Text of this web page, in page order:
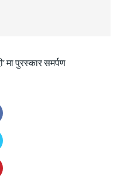
मा पुरस्कार समर्पण